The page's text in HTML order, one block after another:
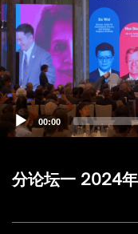
00:00
分论坛一 2024